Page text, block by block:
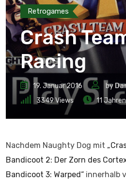
Retrogames
Crash
Racing
19. Januar 2016 by
3349Views 11
Nachdem Naughty Dog mit
Bandicoot 2: Der Zorn des
Bandicoot 3: Warped“ innerhalb